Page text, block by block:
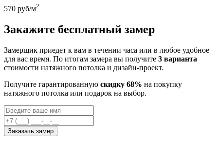
570 руб/м2
Закажите бесплатный замер
Замерщик приедет к вам в течении часа или в любое удобное
для вас время. По итогам замера вы получите 3 варианта
стоимости натяжного потолка и дизайн-проект.
Получите гарантированную скидку 68% на покупку
натяжного потолка или подарок на выбор.
Заказать замер